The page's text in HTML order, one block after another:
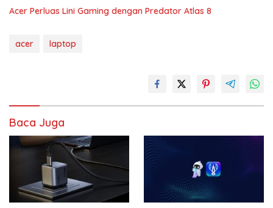
Acer Perluas Lini Gaming dengan Predator Atlas 8
acer laptop
Baca Juga